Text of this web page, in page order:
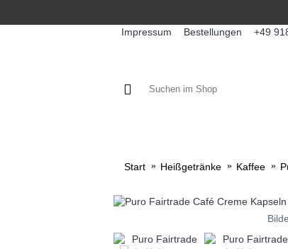
Impressum Bestellungen +49
Start Heißgetränke Kaffee